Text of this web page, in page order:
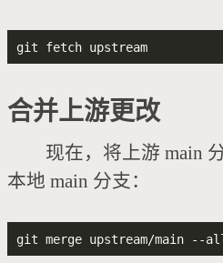
git fetch upstream
合并上游更改
现在，将上游 main 分
本地 main 分支：